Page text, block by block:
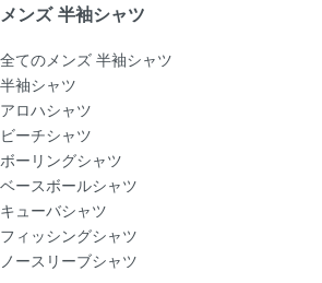
メンズ 半袖シャツ
全てのメンズ 半袖シャツ
半袖シャツ
アロハシャツ
ビーチシャツ
ボーリングシャツ
ベースボールシャツ
キューバシャツ
フィッシングシャツ
ノースリーブシャツ